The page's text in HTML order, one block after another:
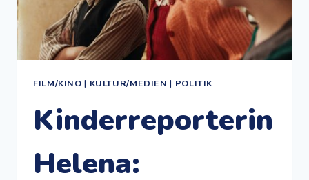
FILM/KINO | KULTUR/MEDIEN | POLITIK
Kinderreporterin
Helena: